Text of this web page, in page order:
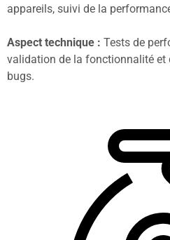
appareils, suivi de la
Aspect technique : Tests de
validation de la fonctionnalité et
bugs.